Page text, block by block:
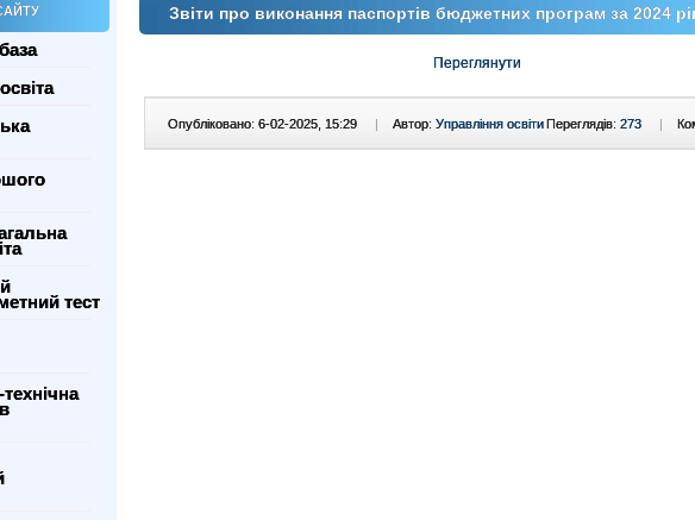
тест
Звіти про виконання паспортів бюджетних програм за 2024
Переглянути
Опубліковано: 6-02-2025, 15:29 | Автор: Управління освітиПереглядів: 273 |